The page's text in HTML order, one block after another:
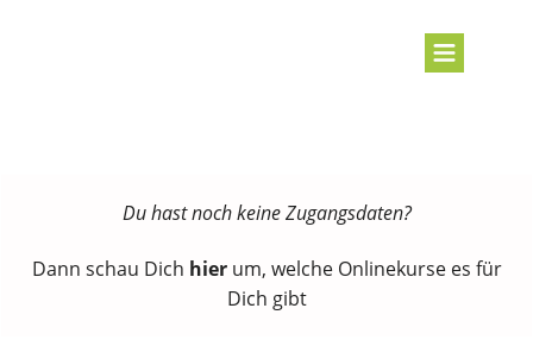
Du hast noch keine Zugangsdaten?
Dann schau Dich hierum, welche Onlinekurse es für
Dich gibt